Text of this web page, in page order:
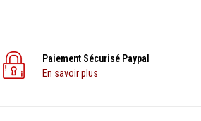
Paiement Sécurisé Paypal
En savoir plus